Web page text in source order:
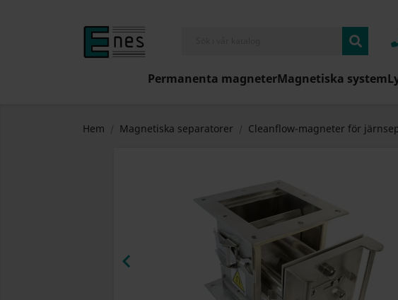
Permanenta magneterMagnetiska system
Hem Magnetiska separatorer Cleanflow-magneter för
